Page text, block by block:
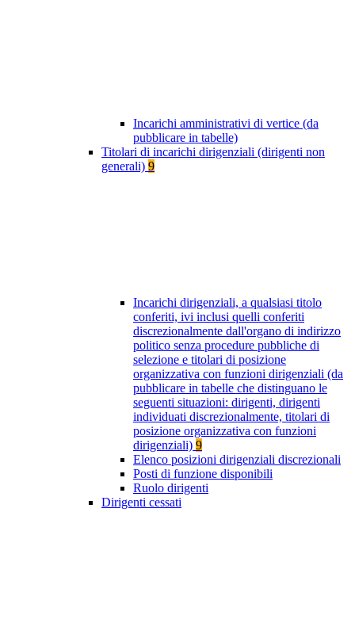
Incarichi amministrativi di vertice (da
pubblicare in tabelle)
Titolari di incarichi dirigenziali (dirigenti non
generali) 9
Incarichi dirigenziali, a qualsiasi titolo
conferiti, ivi inclusi quelli conferiti
discrezionalmente dall'organo di indirizzo
politico senza procedure pubbliche di
selezione e titolari di posizione
organizzativa con funzioni dirigenziali (da
pubblicare in tabelle che distinguano le
seguenti situazioni: dirigenti, dirigenti
individuati discrezionalmente, titolari di
posizione organizzativa con funzioni
dirigenziali) 9
Elenco posizioni dirigenziali discrezionali
Posti di funzione disponibili
Ruolo dirigenti
Dirigenti cessati